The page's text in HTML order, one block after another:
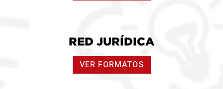
RED JURÍDICA
VER FORMATOS